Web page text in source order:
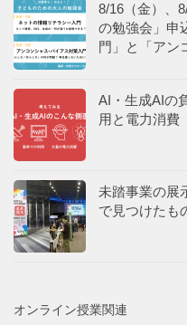
8/16（金）、
の勉強会」申
門」と「アン
AI・生成AIの
用と電力消費
未踏事業の展
で見つけたも
オンライン授業関連